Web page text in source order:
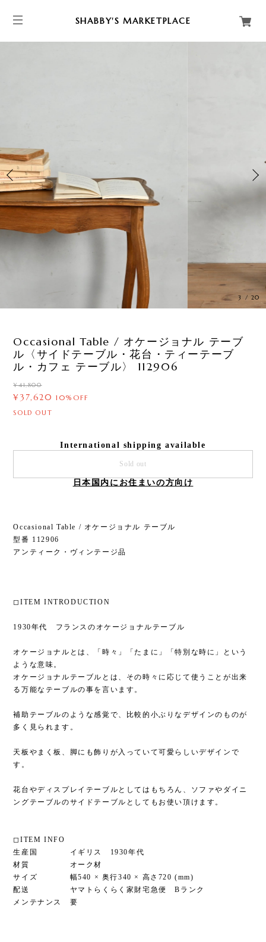
SHABBY'S MARKETPLACE
3 / 20
Occasional Table / オケージョナル テーブ
ル〈サイドテーブル・花台・ティーテーブ
ル・カフェ テーブル〉 112906
¥41,800
¥37,620 10%OFF
SOLD OUT
International shipping available
Sold out
日本国内にお住まいの方向け
Occasional Table / オケージョナル テーブル
型番 112906
アンティーク・ヴィンテージ品
◻︎ITEM INTRODUCTION
1930年代 フランスのオケージョナルテーブル
オケージョナルとは、「時々」「たまに」「特別な時に」という
ような意味。
オケージョナルテーブルとは、その時々に応じて使うことが出来
る万能なテーブルの事を言います。
補助テーブルのような感覚で、比較的小ぶりなデザインのものが
多く見られます。
天板やまく板、脚にも飾りが入っていて可愛らしいデザインで
す。
花台やディスプレイテーブルとしてはもちろん、ソファやダイニ
ングテーブルのサイドテーブルとしてもお使い頂けます。
◻︎ITEM INFO
生産国 イギリス 1930年代
材質 オーク材
サイズ 幅540 × 奥行340 × 高さ720 (mm)
配送 ヤマトらくらく家財宅急便 Bランク
メンテナンス 要